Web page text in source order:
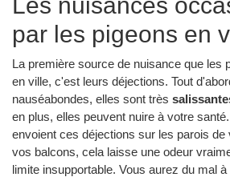
Les nuisances
par les pigeons en
La première source de nuisance que les
en ville, c'est leurs déjections. Tout
nauséabondes, elles sont très
en plus, elles peuvent nuire à votre
envoient ces déjections sur les parois de
vos balcons, cela laisse une odeur
limite insupportable. Vous aurez du mal